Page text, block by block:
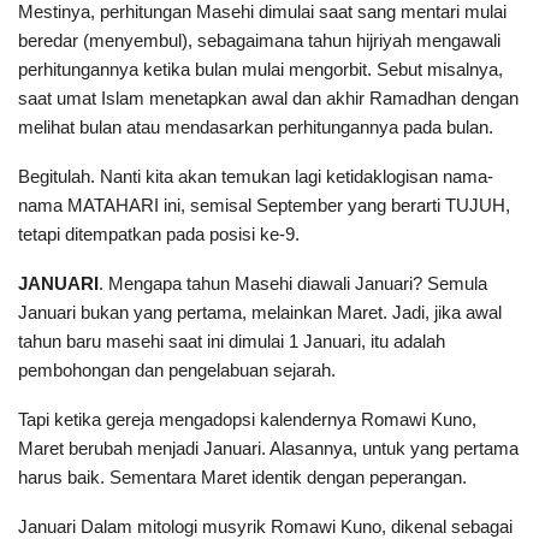
Mestinya, perhitungan Masehi dimulai saat sang mentari mulai
beredar (menyembul), sebagaimana tahun hijriyah mengawali
perhitungannya ketika bulan mulai mengorbit. Sebut misalnya,
saat umat Islam menetapkan awal dan akhir Ramadhan dengan
melihat bulan atau mendasarkan perhitungannya pada bulan.
Begitulah. Nanti kita akan temukan lagi ketidaklogisan nama-
nama MATAHARI ini, semisal September yang berarti TUJUH,
tetapi ditempatkan pada posisi ke-9.
JANUARI. Mengapa tahun Masehi diawali Januari? Semula
Januari bukan yang pertama, melainkan Maret. Jadi, jika awal
tahun baru masehi saat ini dimulai 1 Januari, itu adalah
pembohongan dan pengelabuan sejarah.
Tapi ketika gereja mengadopsi kalendernya Romawi Kuno,
Maret berubah menjadi Januari. Alasannya, untuk yang pertama
harus baik. Sementara Maret identik dengan peperangan.
Januari Dalam mitologi musyrik Romawi Kuno, dikenal sebagai